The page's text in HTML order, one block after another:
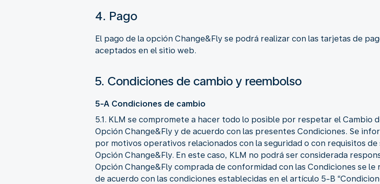
4. Pago
El pago de la opción Change&Fly se podrá realizar con las tarjetas de
aceptados en el sitio web.
5. Condiciones de cambio y reembolso
5-A Condiciones de cambio
5.1. KLM se compromete a hacer todo lo posible por respetar el Cambio
Opción Change&Fly y de acuerdo con las presentes Condiciones. Se
por motivos operativos relacionados con la seguridad o con requisitos
Opción Change&Fly. En este caso, KLM no podrá ser considerada
Opción Change&Fly comprada de conformidad con las Condiciones se
de acuerdo con las condiciones establecidas en el artículo 5-B